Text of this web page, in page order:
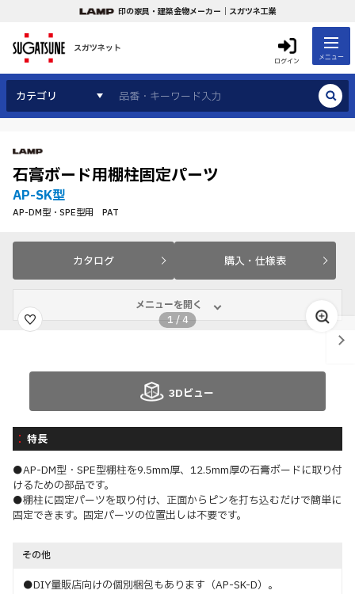
印の家具・建築金物メーカー｜スガツネ工業
スガツネット
ログイン メニュー
カテゴリ
石膏ボード用棚柱固定パーツ
AP-SK型
AP-DM型・SPE型用 PAT
カタログ 購入・仕様表
メニューを開く
1 /4
3Dビュー
特長
●AP-DM型・SPE型棚柱を9.5mm厚、12.5mm厚の石膏ボードに取り付
けるための部品です。
●棚柱に固定パーツを取り付け、正面からピンを打ち込むだけで簡単に
固定できます。固定パーツの位置出しは不要です。
その他
●DIY量販店向けの個別梱包もあります（AP-SK-D）。